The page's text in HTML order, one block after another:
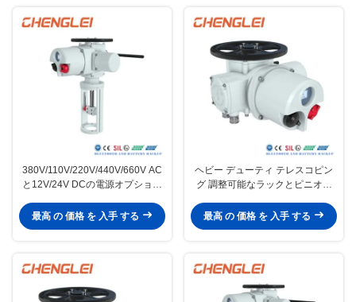
380V/110V/220V/440V/660V AC
と12V/24V DCの電源オプション
アクチュエーター
最高 の 価格 を 入手 する
ヘビー デューティ テレスコピン
グ 調整可能なラックとピニオン
温度アプリケーション
最高 の 価格 を 入手 する